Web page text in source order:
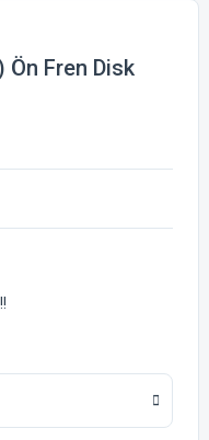
Ön Fren Disk